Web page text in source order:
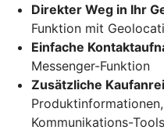
Direkter Weg in Ihr
Funktion mit
Einfache
Messenger-Funktion
Zusätzliche
Kommunikations-